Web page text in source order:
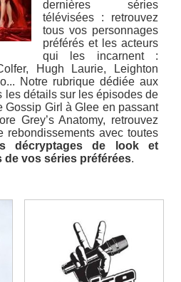
dernières séries
télévisées : retrouvez
tous vos personnages
préférés et les acteurs
qui les incarnent :
Hugh Laurie, Leighton
Notre rubrique dédiée aux
les détails sur les épisodes de
Gossip Girl à Glee en passant
Grey’s Anatomy, retrouvez
rebondissements avec toutes
décryptages de look et
de vos séries préférées.